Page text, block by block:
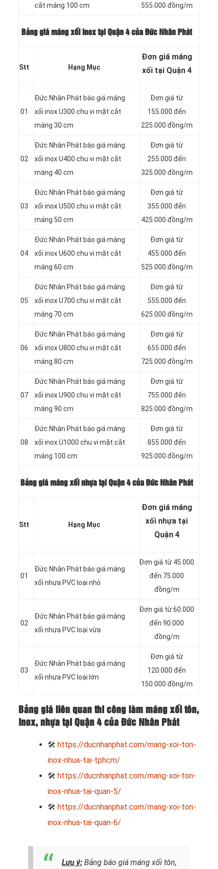
cắt máng 100 cm 555.000 đồng/m
Bảng giá máng xối inox tại Quận 4 của Đức Nhân Phát
Stt Hạng Mục
Đơn giá máng
xối tại Quận 4
01
Đức Nhân Phát báo giá máng
xối inox U300 chu vi mặt cắt
máng 30 cm
Đơn giá từ
155.000 đến
225.000 đồng/m
02
Đức Nhân Phát báo giá máng
xối inox U400 chu vi mặt cắt
máng 40 cm
Đơn giá từ
255.000 đến
325.000 đồng/m
03
Đức Nhân Phát báo giá máng
xối inox U500 chu vi mặt cắt
máng 50 cm
Đơn giá từ
355.000 đến
425.000 đồng/m
04
Đức Nhân Phát báo giá máng
xối inox U600 chu vi mặt cắt
máng 60 cm
Đơn giá từ
455.000 đến
525.000 đồng/m
05
Đức Nhân Phát báo giá máng
xối inox U700 chu vi mặt cắt
máng 70 cm
Đơn giá từ
555.000 đến
625.000 đồng/m
06
Đức Nhân Phát báo giá máng
xối inox U800 chu vi mặt cắt
máng 80 cm
Đơn giá từ
655.000 đến
725.000 đồng/m
07
Đức Nhân Phát báo giá máng
xối inox U900 chu vi mặt cắt
máng 90 cm
Đơn giá từ
755.000 đến
825.000 đồng/m
08
Đức Nhân Phát báo giá máng
xối inox U1000 chu vi mặt cắt
máng 100 cm
Đơn giá từ
855.000 đến
925.000 đồng/m
Bảng giá máng xối nhựa tại Quận 4 của Đức Nhân Phát
Stt Hạng Mục
Đơn giá máng
xối nhựa tại
Quận 4
01
Đức Nhân Phát báo giá máng
xối nhựa PVC loại nhỏ
Đơn giá từ 45.000
đến 75.000
đồng/m
02
Đức Nhân Phát báo giá máng
xối nhựa PVC loại vừa
Đơn giá từ 60.000
đến 90.000
đồng/m
03
Đức Nhân Phát báo giá máng
xối nhựa PVC loại lớn
Đơn giá từ
120.000 đến
150.000 đồng/m
Bảng giá liên quan thi công làm máng xối tôn,
inox, nhựa tại Quận 4 của Đức Nhân Phát
🛠 https://ducnhanphat.com/mang-xoi-ton-
inox-nhua-tai-tphcm/
🛠 https://ducnhanphat.com/mang-xoi-ton-
inox-nhua-tai-quan-5/
🛠 https://ducnhanphat.com/mang-xoi-ton-
inox-nhua-tai-quan-6/
Lưu ý: Bảng báo giá máng xối tôn,